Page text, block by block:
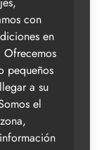
con
en
Ofrecemos
pequeños
a su
el